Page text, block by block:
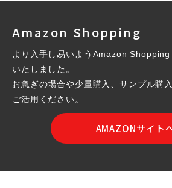
Amazon Shopping
より入手し易いようAmazon
いたしました。
お急ぎの場合や少量購入、サンプル購
ご活用ください。
AMAZONサイト